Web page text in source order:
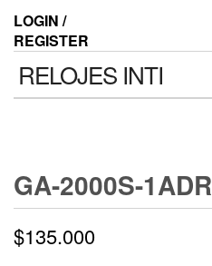
LOGIN /
REGISTER
RELOJES INTI
GA-2000S-1ADR
$135.000